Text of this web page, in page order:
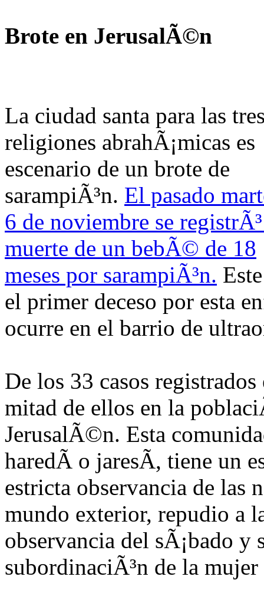
Brote en JerusalÃ©n
La ciudad santa para las
religiones abrahÃ¡micas es
escenario de un brote de
sarampiÃ³n. El pasado
6 de noviembre se
muerte de un bebÃ© de 18
meses por sarampiÃ³n.
el primer deceso por esta
ocurre en el barrio de
De los 33 casos
mitad de ellos en la
JerusalÃ©n. Esta
haredÃ­ o jaresÃ­, tiene un
estricta observancia de las
mundo exterior, repudio a
observancia del sÃ¡bado y
subordinaciÃ³n de la